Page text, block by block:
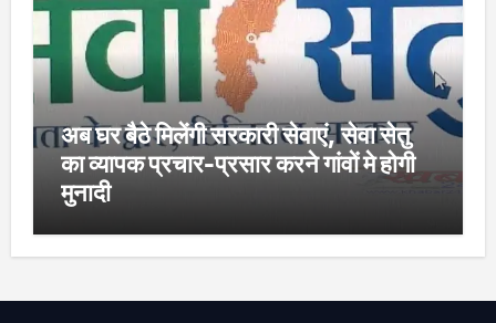
अब घर बैठे मिलेंगी सरकारी सेवाएं, सेवा सेतु
का व्यापक प्रचार-प्रसार करने गांवों मे होगी
मुनादी